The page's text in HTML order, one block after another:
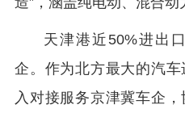
天津港近50%进出
企。作为北方最大的汽
入对接服务京津冀车企